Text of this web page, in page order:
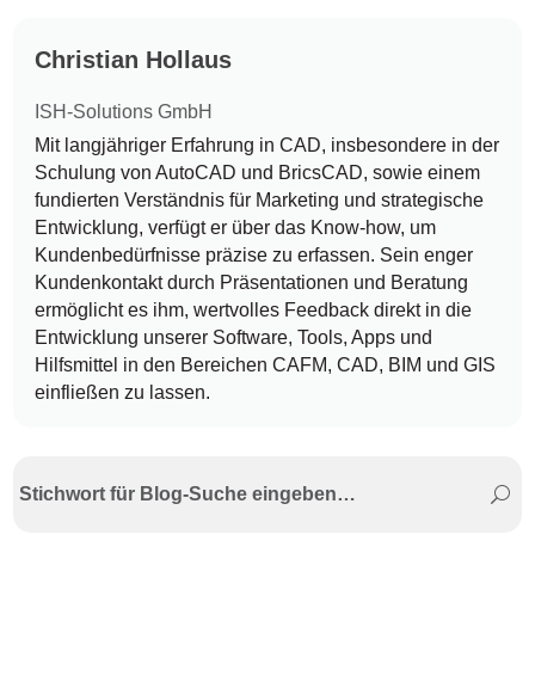
Christian Hollaus
ISH-Solutions GmbH
Mit langjähriger Erfahrung in CAD, insbesondere in der
Schulung von AutoCAD und BricsCAD, sowie einem
fundierten Verständnis für Marketing und strategische
Entwicklung, verfügt er über das Know-how, um
Kundenbedürfnisse präzise zu erfassen. Sein enger
Kundenkontakt durch Präsentationen und Beratung
ermöglicht es ihm, wertvolles Feedback direkt in die
Entwicklung unserer Software, Tools, Apps und
Hilfsmittel in den Bereichen CAFM, CAD, BIM und GIS
einfließen zu lassen.